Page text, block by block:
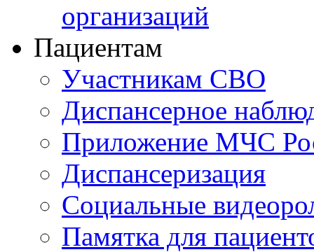
организаций
Пациентам
Участникам СВО
Диспансерное
Приложение МЧС
Диспансеризация
Социальные
Памятка для